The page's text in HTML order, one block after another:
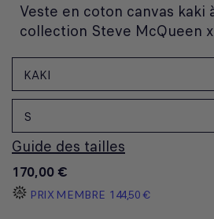
Veste en coton canvas kaki
collection Steve McQueen
Guide des tailles
170,00 €
PRIX MEMBRE 144,50 €